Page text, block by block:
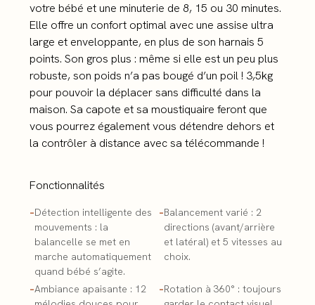
votre bébé et une minuterie de 8, 15 ou 30 minutes.
Elle offre un confort optimal avec une assise ultra
large et enveloppante, en plus de son harnais 5
points. Son gros plus : même si elle est un peu plus
robuste, son poids n’a pas bougé d’un poil ! 3,5kg
pour pouvoir la déplacer sans difficulté dans la
maison. Sa capote et sa moustiquaire feront que
vous pourrez également vous détendre dehors et
la contrôler à distance avec sa télécommande !
Fonctionnalités
–Détection intelligente des
mouvements : la
balancelle se met en
marche automatiquement
quand bébé s’agite.
–Balancement varié : 2
directions (avant/arrière
et latéral) et 5 vitesses au
choix.
–Ambiance apaisante : 12
–Rotation à 360° : toujours